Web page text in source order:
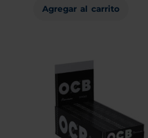
Agregar al carrito